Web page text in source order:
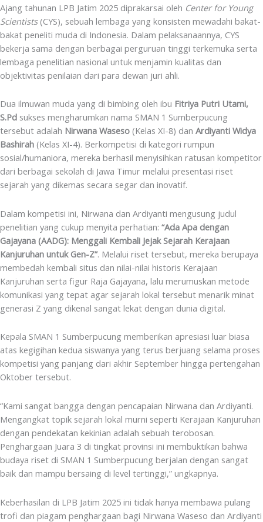
Ajang tahunan LPB Jatim 2025 diprakarsai oleh Center for Young
Scientists(CYS), sebuah lembaga yang konsisten mewadahi bakat-
bakat peneliti muda di Indonesia. Dalam pelaksanaannya, CYS
bekerja sama dengan berbagai perguruan tinggi terkemuka serta
lembaga penelitian nasional untuk menjamin kualitas dan
objektivitas penilaian dari para dewan juri ahli.
Dua ilmuwan muda yang di bimbing oleh ibu Fitriya Putri Utami,
S.Pd sukses mengharumkan nama SMAN 1 Sumberpucung
tersebut adalah Nirwana Waseso (Kelas XI-8) dan Ardiyanti Widya
Bashirah (Kelas XI-4). Berkompetisi di kategori rumpun
sosial/humaniora, mereka berhasil menyisihkan ratusan kompetitor
dari berbagai sekolah di Jawa Timur melalui presentasi riset
sejarah yang dikemas secara segar dan inovatif.
Dalam kompetisi ini, Nirwana dan Ardiyanti mengusung judul
penelitian yang cukup menyita perhatian: “Ada Apa dengan
Gajayana (AADG): Menggali Kembali Jejak Sejarah Kerajaan
Kanjuruhan untuk Gen-Z”. Melalui riset tersebut, mereka berupaya
membedah kembali situs dan nilai-nilai historis Kerajaan
Kanjuruhan serta figur Raja Gajayana, lalu merumuskan metode
komunikasi yang tepat agar sejarah lokal tersebut menarik minat
generasi Z yang dikenal sangat lekat dengan dunia digital.
Kepala SMAN 1 Sumberpucung memberikan apresiasi luar biasa
atas kegigihan kedua siswanya yang terus berjuang selama proses
kompetisi yang panjang dari akhir September hingga pertengahan
Oktober tersebut.
“Kami sangat bangga dengan pencapaian Nirwana dan Ardiyanti.
Mengangkat topik sejarah lokal murni seperti Kerajaan Kanjuruhan
dengan pendekatan kekinian adalah sebuah terobosan.
Penghargaan Juara 3 di tingkat provinsi ini membuktikan bahwa
budaya riset di SMAN 1 Sumberpucung berjalan dengan sangat
baik dan mampu bersaing di level tertinggi,” ungkapnya.
Keberhasilan di LPB Jatim 2025 ini tidak hanya membawa pulang
trofi dan piagam penghargaan bagi Nirwana Waseso dan Ardiyanti